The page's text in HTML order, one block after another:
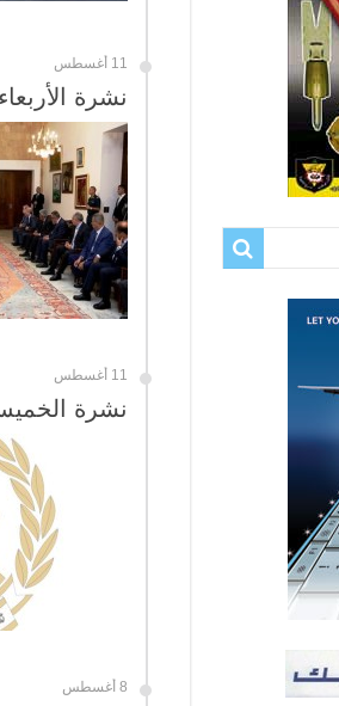
11 أغسطس
نشرة الأربعاء 9 آب 2017 العدد
11 أغسطس
نشرة الخميس 10 آب 2017
8 أغسطس